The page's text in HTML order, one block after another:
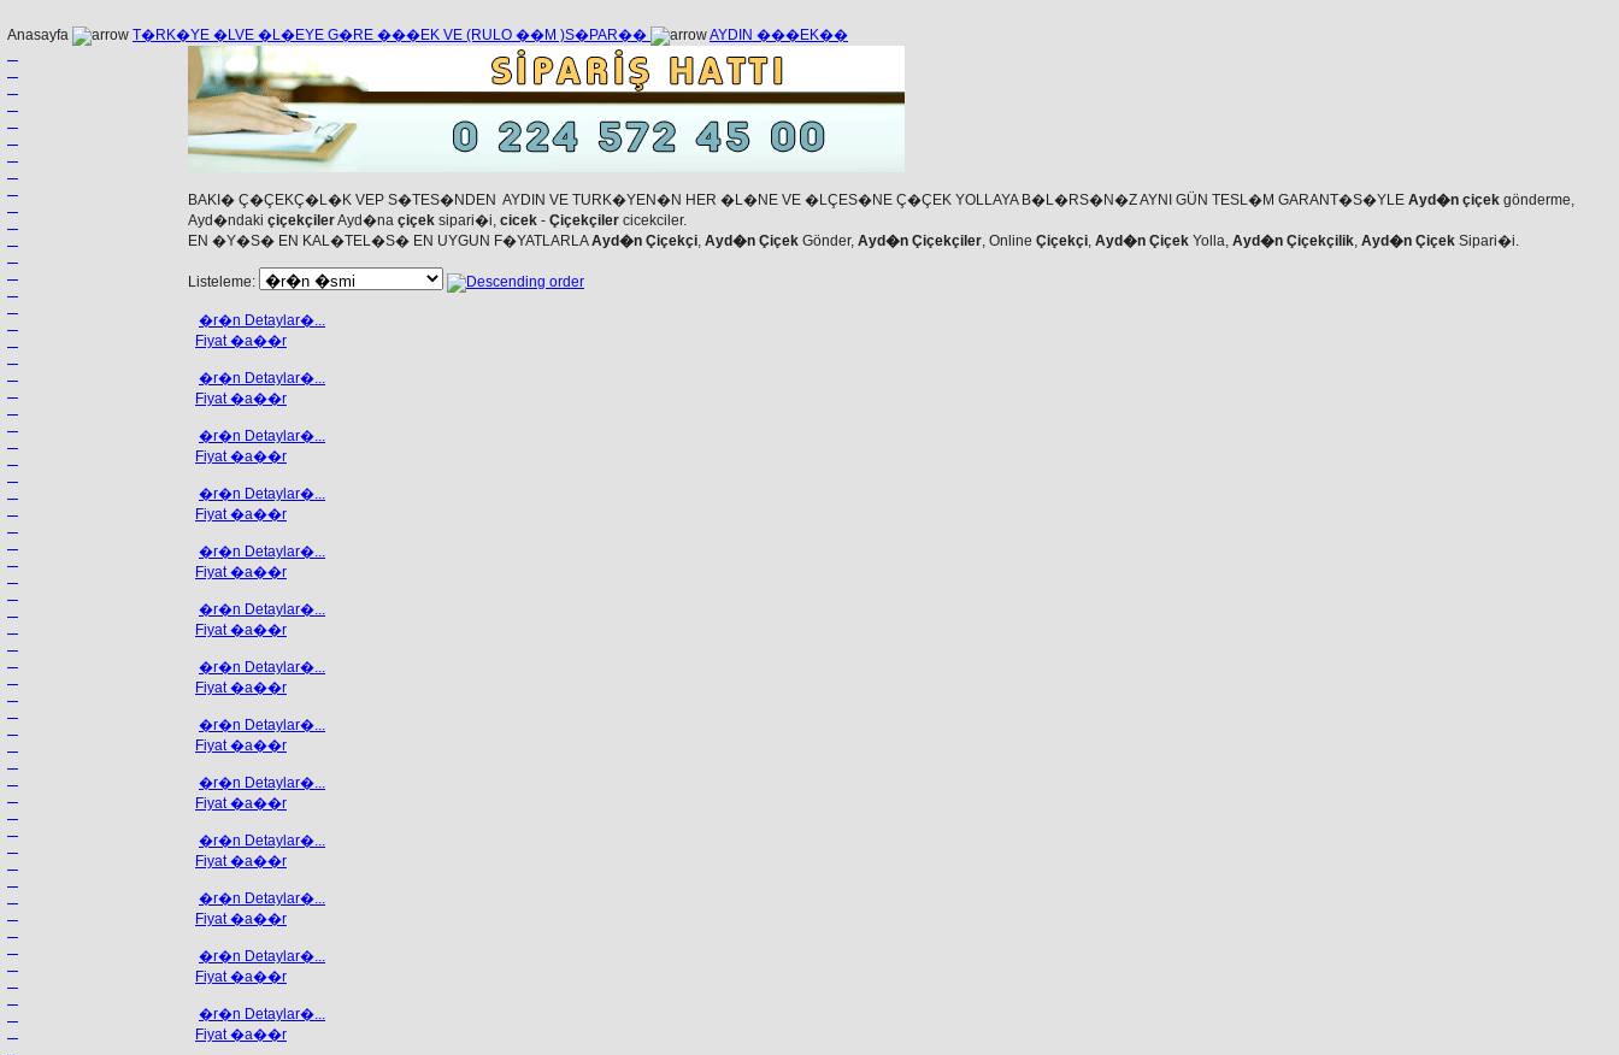
Anasayfa T�RK�YE �LVE �L�EYE G�RE ���EK VE (RULO ��M )S�PAR�� AYDIN ���EK��
BAKI� Ç�ÇEKÇ�L�K VEP S�TES�NDEN AYDIN VE TURK�YEN�N HER �L�NE VE �LÇES�NE Ç�ÇEK YOLLAYA B�L�RS�N�Z AYNI GÜN TESL�M GARANT�S�YLE Ayd�n çiçek gönderme,
Ayd�ndaki çiçekçilerAyd�na çiçek sipari�i, cicek - Çiçekçiler cicekciler.
EN �Y�S� EN KAL�TEL�S� EN UYGUN F�YATLARLAAyd�n Çiçekçi, Ayd�n Çiçek Gönder, Ayd�n Çiçekçiler, Online Çiçekçi, Ayd�n Çiçek Yolla, Ayd�n Çiçekçilik, Ayd�n Çiçek Sipari�i.
Listeleme:
�r�n Detaylar�...
Fiyat �a��r
�r�n Detaylar�...
Fiyat �a��r
�r�n Detaylar�...
Fiyat �a��r
�r�n Detaylar�...
Fiyat �a��r
�r�n Detaylar�...
Fiyat �a��r
�r�n Detaylar�...
Fiyat �a��r
�r�n Detaylar�...
Fiyat �a��r
�r�n Detaylar�...
Fiyat �a��r
�r�n Detaylar�...
Fiyat �a��r
�r�n Detaylar�...
Fiyat �a��r
�r�n Detaylar�...
Fiyat �a��r
�r�n Detaylar�...
Fiyat �a��r
�r�n Detaylar�...
Fiyat �a��r